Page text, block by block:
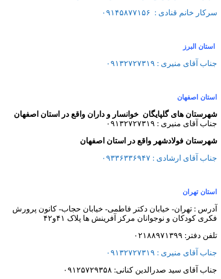
سرکار خانم قنادی : ۰۹۱۴۵۸۷۷۱۵۶
استان البرز
جناب آقای منیری : ۰۹۱۳۲۷۲۷۳۱۹
استان اصفهان
شهرستان های گلپایگان خوانسار و داران واقع در استان اصفهان
جناب آقای منیری : ۰۹۱۳۲۷۲۷۳۱۹
شهرستان فولادشهر واقع در استان اصفهان
جناب آقای ارشادی : ۰۹۳۳۶۳۳۶۹۴۷
استان تهران
آدرس : تهران- خیابان دکتر فاطمی- خیابان حجاب- کانون پرورش
فکری کودکان و نوجوانان مرکز آفرینش ها پلاک ۴۱و۴۲
تلفن دفتر: ۰۲۱۸۸۹۷۱۳۹۹
جناب آقای منیری : ۰۹۱۳۲۷۲۷۳۱۹
جناب آقای سید صدرالدین کنانی: ۰۹۱۲۵۷۲۹۳۵۸